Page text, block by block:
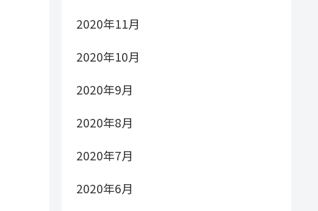
2020年11月
2020年10月
2020年9月
2020年8月
2020年7月
2020年6月